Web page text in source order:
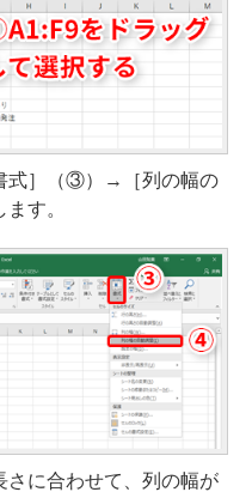
］（③）→［列の幅の
す。
に合わせて、列の幅が